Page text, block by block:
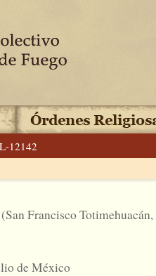
12142
Francisco Totimehuacán,
de México